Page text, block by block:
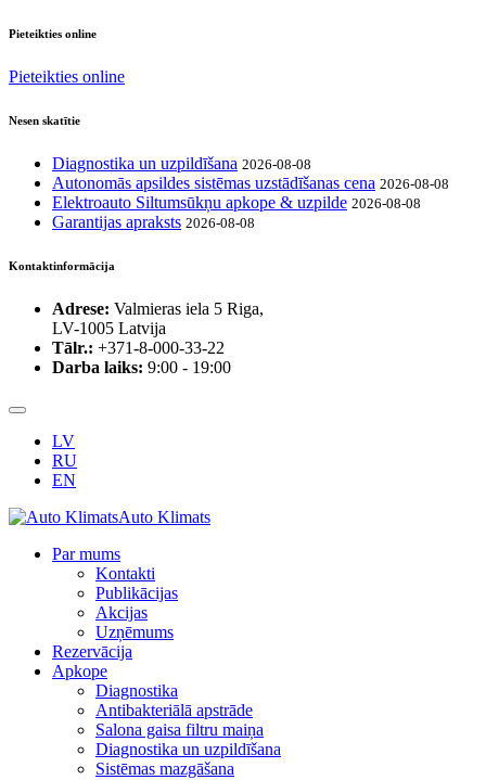
Pieteikties online
Pieteikties online
Nesen skatītie
Diagnostika un uzpildīšana 2026-08-08
Autonomās apsildes sistēmas uzstādīšanas cena 2026-08-08
Elektroauto Siltumsūkņu apkope & uzpilde 2026-08-08
Garantijas apraksts 2026-08-08
Kontaktinformācija
Adrese: Valmieras iela 5 Riga,
LV-1005 Latvija
Tālr.: +371-8-000-33-22
Darba laiks: 9:00 - 19:00
LV
RU
EN
Auto Klimats
Par mums
Kontakti
Publikācijas
Akcijas
Uzņēmums
Rezervācija
Apkope
Diagnostika
Antibakteriālā apstrāde
Salona gaisa filtru maiņa
Diagnostika un uzpildīšana
Sistēmas mazgāšana